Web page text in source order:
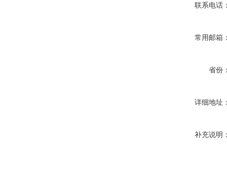
联系电话
常用邮箱
省份
详细地址
补充说明